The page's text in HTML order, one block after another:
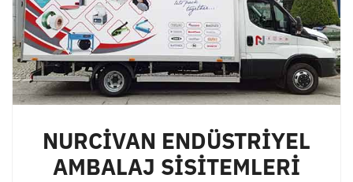
NURCİVAN ENDÜSTRİYEL
AMBALAJ SİSİTEMLERİ